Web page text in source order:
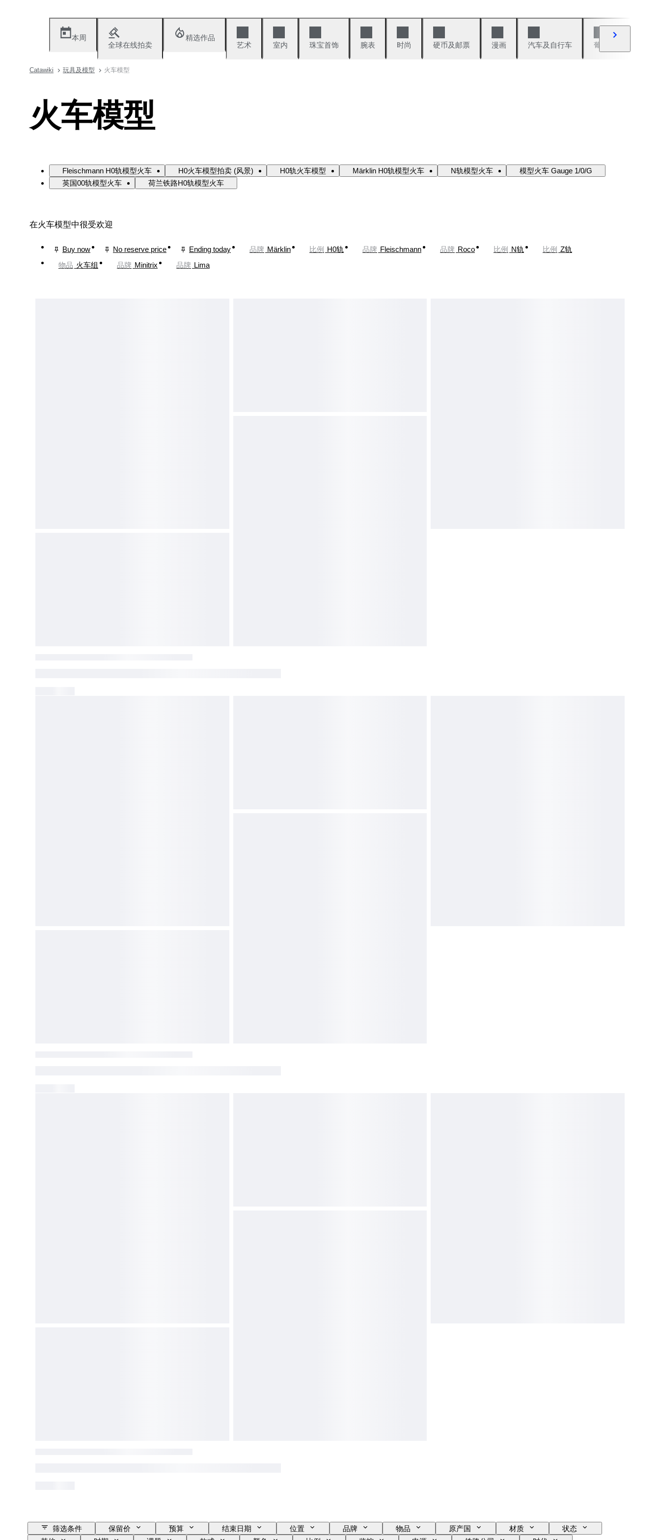
本周
全球在线拍卖
精选作品
艺术
室内 珠宝首饰 腕表 时尚 硬币及邮票 漫画 汽车及自行车 葡萄酒及烈性酒
Catawiki 玩具及模型 火车模型
火车模型
Fleischmann H0轨模型火车 H0火车模型拍卖 (风景) H0轨火车模型 Märklin H0轨模型火车 N轨模型火车
模型火车 Gauge 1/0/G
英国00轨模型火车
荷兰铁路H0轨模型火车
在火车模型中很受欢迎
Buy now No reserve price Ending today 品牌 Märklin 比例 H0轨 品牌 Fleischmann 品牌 Roco 比例 N轨 比例 Z轨
物品 火车组 品牌 Minitrix 品牌 Lima
筛选条件 保留价 预算 结束日期 位置 品牌 物品 原产国 材质
状态